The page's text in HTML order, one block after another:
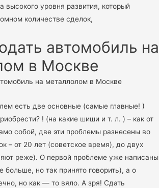
высокого уровня развития, который
количестве сделок,
автомобиль на
в Москве
есть две основные (самые главные! )
! (на какие шиши и т. л. ) – как от
собой, две эти проблемы разнесены во
– от 20 лет (советское время), до двух
реже). О первой проблеме уже написаны
но так принято говорить), а о
но как — то вяло. А зря! Сдать